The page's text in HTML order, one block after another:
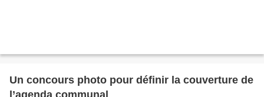
Un concours photo pour définir la couverture de
l’agenda communal